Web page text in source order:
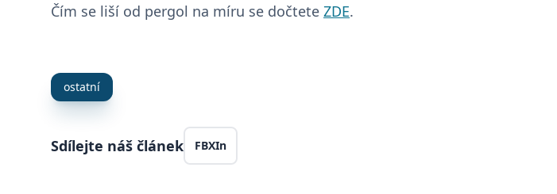
Čím se liší od pergol na míru se dočtete ZDE.
ostatní
Sdílejte náš článek FBXIn